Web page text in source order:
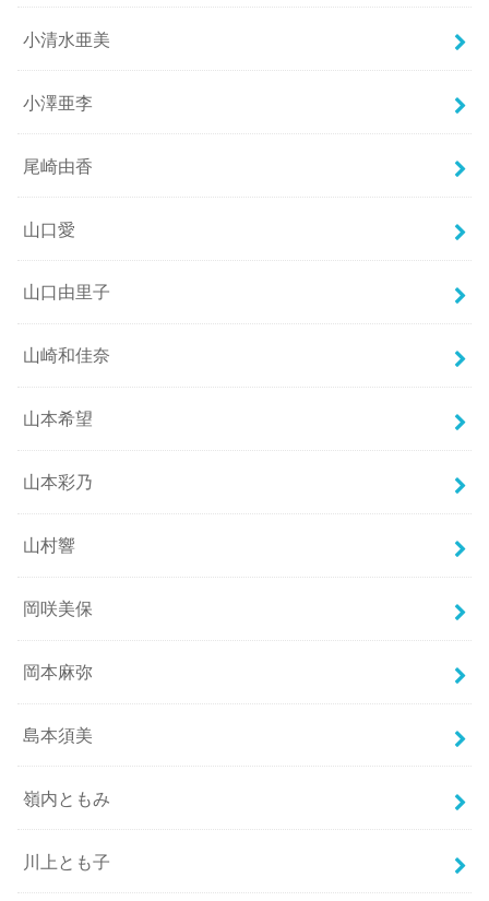
小清水亜美
小澤亜李
尾崎由香
山口愛
山口由里子
山崎和佳奈
山本希望
山本彩乃
山村響
岡咲美保
岡本麻弥
島本須美
嶺内ともみ
川上とも子